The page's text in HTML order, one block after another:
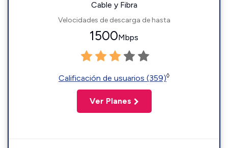
Cable y Fibra
Velocidades de descarga de hasta
1500Mbps
Calificación de usuarios (359)◊
Ver Planes